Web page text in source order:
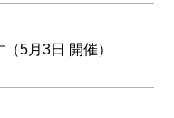
5月3日 開催）